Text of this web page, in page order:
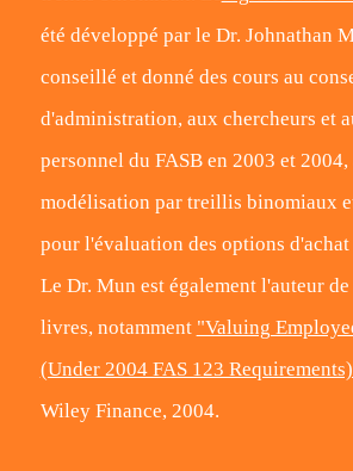
été développé par le Dr. Johnathan
conseillé et donné des cours au
d'administration, aux chercheurs et
personnel du FASB en 2003 et
modélisation par treillis binomiaux
pour l'évaluation des options d'achat
Le Dr. Mun est également l'auteur
livres, notamment "Valuing
(Under 2004 FAS 123
Wiley Finance, 2004.